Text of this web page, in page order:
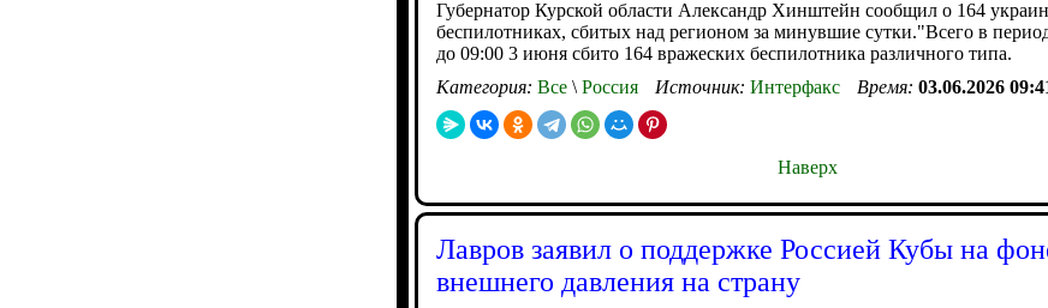
Губернатор Курской области Александр Хинштейн сообщил о 164
беспилотниках, сбитых над регионом за минувшие сутки."Всего в
до 09:00 3 июня сбито 164 вражеских беспилотника различного типа.
Категория: Все \ Россия Источник: Интерфакс Время: 03.06.2026
Наверх
Лавров заявил о поддержке Россией Кубы на
внешнего давления на страну